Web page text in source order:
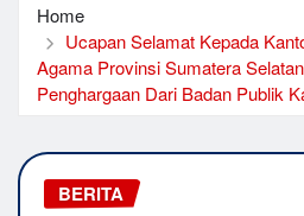
Home
Ucapan Selamat Kepada
Agama Provinsi Sumatera
Penghargaan Dari Badan Publik
BERITA